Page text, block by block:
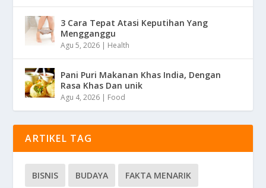
3 Cara Tepat Atasi Keputihan Yang
Mengganggu
Agu 5, 2026 | Health
Pani Puri Makanan Khas India, Dengan
Rasa Khas Dan unik
Agu 4, 2026 | Food
ARTIKEL TAG
BISNIS BUDAYA FAKTA MENARIK